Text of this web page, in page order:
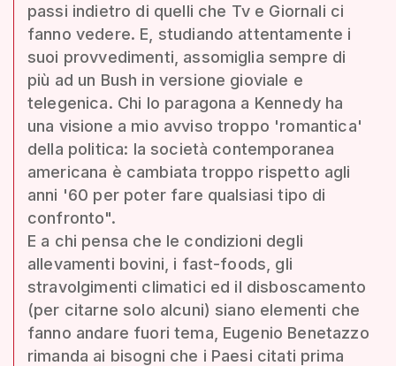
passi indietro di quelli che Tv e Giornali ci
fanno vedere. E, studiando attentamente i
suoi provvedimenti, assomiglia sempre di
più ad un Bush in versione gioviale e
telegenica. Chi lo paragona a Kennedy ha
una visione a mio avviso troppo 'romantica'
della politica: la società contemporanea
americana è cambiata troppo rispetto agli
anni '60 per poter fare qualsiasi tipo di
confronto".
E a chi pensa che le condizioni degli
allevamenti bovini, i fast-foods, gli
stravolgimenti climatici ed il disboscamento
(per citarne solo alcuni) siano elementi che
fanno andare fuori tema, Eugenio Benetazzo
rimanda ai bisogni che i Paesi citati prima